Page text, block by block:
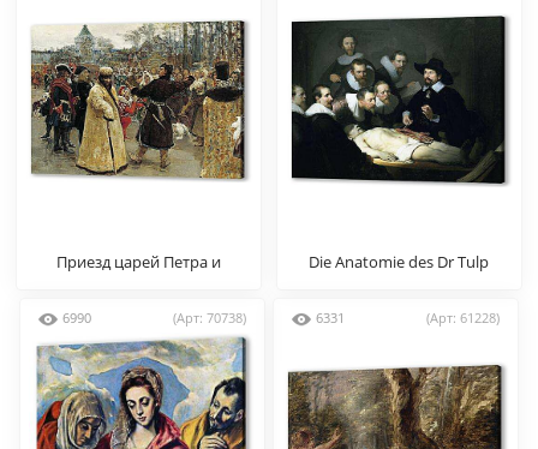
Приезд царей Петра и
Die Anatomie des Dr Tulp
6990 (Арт: 70738) 6331 (Арт: 61228)